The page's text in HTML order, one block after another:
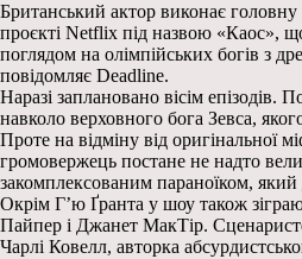
Британський актор виконає
проєкті Netflix під назвою «Каос»,
поглядом на олімпійських богів з
повідомляє Deadline.
Наразі заплановано вісім епізодів.
навколо верховного бога Зевса,
Проте на відміну від оригінальної
громовержець постане не надто
закомплексованим параноїком, який
Окрім Г’ю Ґранта у шоу також
Пайпер і Джанет МакТір.
Чарлі Ковелл, авторка